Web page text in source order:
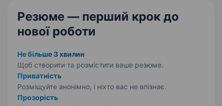
Резюме — перший крок до
нової роботи
Не більше 3 хвилин
Щоб створити та розмістити ваше резюме.
Приватність
Розміщуйте анонімно, і ніхто вас не впізнає.
Прозорість